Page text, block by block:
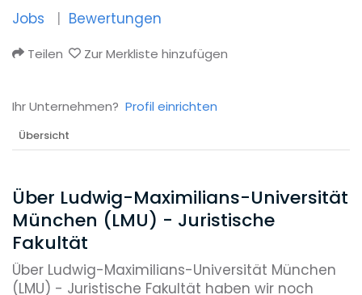
Jobs Bewertungen
Teilen Zur Merkliste hinzufügen
Ihr Unternehmen? Profil einrichten
Übersicht
Über Ludwig-Maximilians-Universität
München (LMU) - Juristische
Fakultät
Über Ludwig-Maximilians-Universität München
(LMU) - Juristische Fakultät haben wir noch